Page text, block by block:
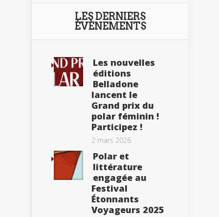
LES DERNIERS
ÉVÈNEMENTS
Les nouvelles
éditions
Belladone
lancent le
Grand prix du
polar féminin !
Participez !
2 mars 2026
Polar et
littérature
engagée au
Festival
Étonnants
Voyageurs 2025